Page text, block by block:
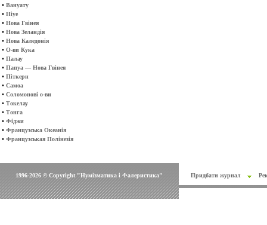
• Вануату
• Ніуе
• Нова Гвінея
• Нова Зеландія
• Нова Каледонія
• О-ви Кука
• Палау
• Папуа — Нова Гвінея
• Піткерн
• Самоа
• Соломонові о-ви
• Токелау
• Тонга
• Фіджи
• Французська Океанія
• Французськая Полінезія
1996-2026 © Copyright "Нумізматика і Фалеристика" Придбати журнал